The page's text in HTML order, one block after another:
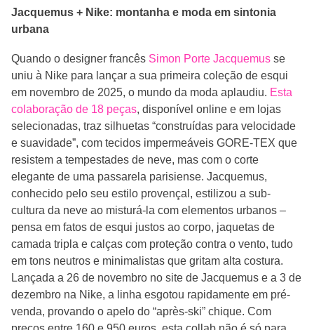
Jacquemus + Nike: montanha e moda em sintonia
urbana
Quando o designer francês Simon Porte Jacquemus se
uniu à Nike para lançar a sua primeira coleção de esqui
em novembro de 2025, o mundo da moda aplaudiu. Esta
colaboração de 18 peças, disponível online e em lojas
selecionadas, traz silhuetas “construídas para velocidade
e suavidade”, com tecidos impermeáveis GORE-TEX que
resistem a tempestades de neve, mas com o corte
elegante de uma passarela parisiense. Jacquemus,
conhecido pelo seu estilo provençal, estilizou a sub-
cultura da neve ao misturá-la com elementos urbanos –
pensa em fatos de esqui justos ao corpo, jaquetas de
camada tripla e calças com proteção contra o vento, tudo
em tons neutros e minimalistas que gritam alta costura.
Lançada a 26 de novembro no site de Jacquemus e a 3 de
dezembro na Nike, a linha esgotou rapidamente em pré-
venda, provando o apelo do “après-ski” chique. Com